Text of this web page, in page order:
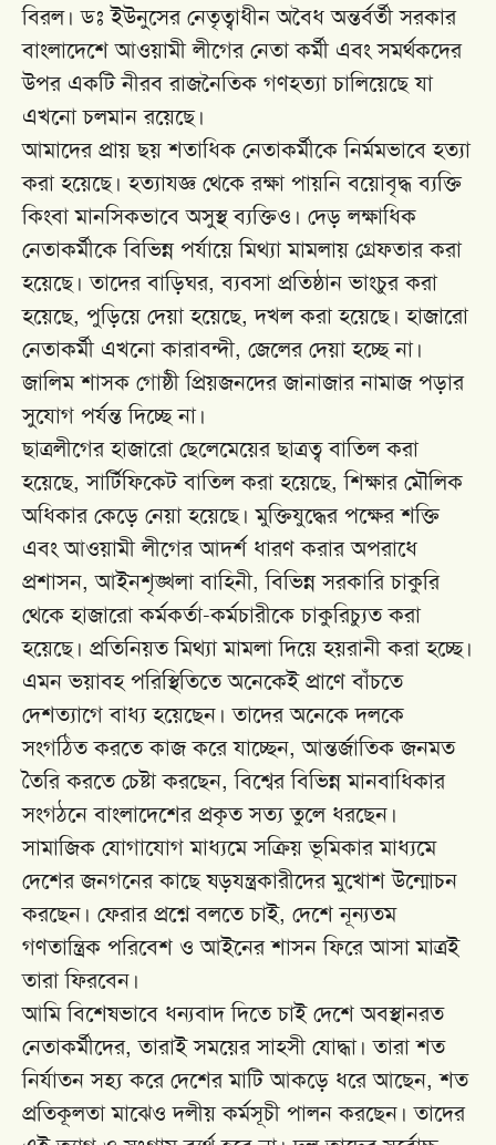
বিরল। ডঃ ইউনুসের নেতৃত্বাধীন অবৈধ অন্তর্বর্তী সরকার
বাংলাদেশে আওয়ামী লীগের নেতা কর্মী এবং সমর্থকদের
উপর একটি নীরব রাজনৈতিক গণহত্যা চালিয়েছে যা
এখনো চলমান রয়েছে।
আমাদের প্রায় ছয় শতাধিক নেতাকর্মীকে নির্মমভাবে হত্যা
করা হয়েছে। হত্যাযজ্ঞ থেকে রক্ষা পায়নি বয়োবৃদ্ধ ব্যক্তি
কিংবা মানসিকভাবে অসুস্থ ব্যক্তিও। দেড় লক্ষাধিক
নেতাকর্মীকে বিভিন্ন পর্যায়ে মিথ্যা মামলায় গ্রেফতার করা
হয়েছে। তাদের বাড়িঘর, ব্যবসা প্রতিষ্ঠান ভাংচুর করা
হয়েছে, পুড়িয়ে দেয়া হয়েছে, দখল করা হয়েছে। হাজারো
নেতাকর্মী এখনো কারাবন্দী, জেলের দেয়া হচ্ছে না।
জালিম শাসক গোষ্ঠী প্রিয়জনদের জানাজার নামাজ পড়ার
সুযোগ পর্যন্ত দিচ্ছে না।
ছাত্রলীগের হাজারো ছেলেমেয়ের ছাত্রত্ব বাতিল করা
হয়েছে, সার্টিফিকেট বাতিল করা হয়েছে, শিক্ষার মৌলিক
অধিকার কেড়ে নেয়া হয়েছে। মুক্তিযুদ্ধের পক্ষের শক্তি
এবং আওয়ামী লীগের আদর্শ ধারণ করার অপরাধে
প্রশাসন, আইনশৃঙ্খলা বাহিনী, বিভিন্ন সরকারি চাকুরি
থেকে হাজারো কর্মকর্তা-কর্মচারীকে চাকুরিচ্যুত করা
হয়েছে। প্রতিনিয়ত মিথ্যা মামলা দিয়ে হয়রানী করা হচ্ছে।
এমন ভয়াবহ পরিস্থিতিতে অনেকেই প্রাণে বাঁচতে
দেশত্যাগে বাধ্য হয়েছেন। তাদের অনেকে দলকে
সংগঠিত করতে কাজ করে যাচ্ছেন, আন্তর্জাতিক জনমত
তৈরি করতে চেষ্টা করছেন, বিশ্বের বিভিন্ন মানবাধিকার
সংগঠনে বাংলাদেশের প্রকৃত সত্য তুলে ধরছেন।
সামাজিক যোগাযোগ মাধ্যমে সক্রিয় ভূমিকার মাধ্যমে
দেশের জনগনের কাছে ষড়যন্ত্রকারীদের মুখোশ উন্মোচন
করছেন। ফেরার প্রশ্নে বলতে চাই, দেশে নূন্যতম
গণতান্ত্রিক পরিবেশ ও আইনের শাসন ফিরে আসা মাত্রই
তারা ফিরবেন।
আমি বিশেষভাবে ধন্যবাদ দিতে চাই দেশে অবস্থানরত
নেতাকর্মীদের, তারাই সময়ের সাহসী যোদ্ধা। তারা শত
নির্যাতন সহ্য করে দেশের মাটি আকড়ে ধরে আছেন, শত
প্রতিকূলতা মাঝেও দলীয় কর্মসূচী পালন করছেন। তাদের